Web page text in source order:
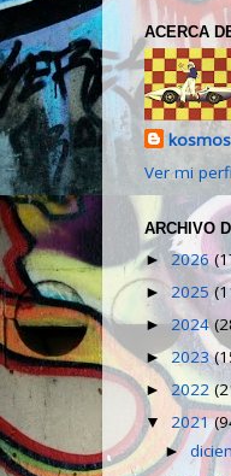
ACERCA
kosmos
Ver mi
ARCHIVO
► 2026
► 2025
► 2024
► 2023
►2022
▼ 2021
►